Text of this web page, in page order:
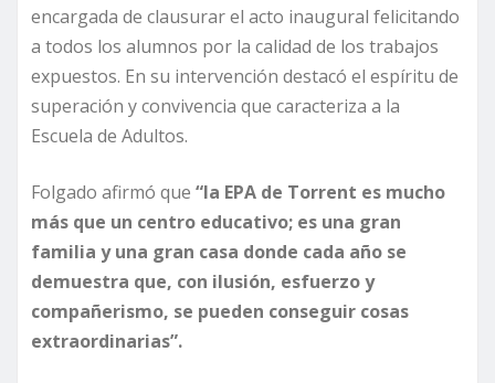
encargada de clausurar el acto inaugural felicitando
a todos los alumnos por la calidad de los trabajos
expuestos. En su intervención destacó el espíritu de
superación y convivencia que caracteriza a la
Escuela de Adultos.
Folgado afirmó que “la EPA de Torrent es mucho
más que un centro educativo; es una gran
familia y una gran casa donde cada año se
demuestra que, con ilusión, esfuerzo y
compañerismo, se pueden conseguir cosas
extraordinarias”.